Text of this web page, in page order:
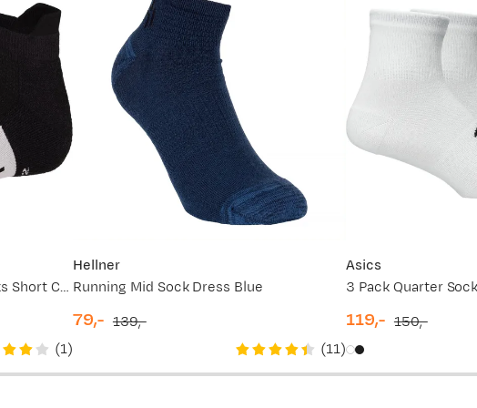
Ny pris
449,-
269,-
449,-
Senja Merino Lightweight Socks Short Caviar
(1)
Hellner
Running Mid Sock Dress Blue
79,- 139,-
(11)
Asics
3 Pack Quarter
price
119,-
price
150,-